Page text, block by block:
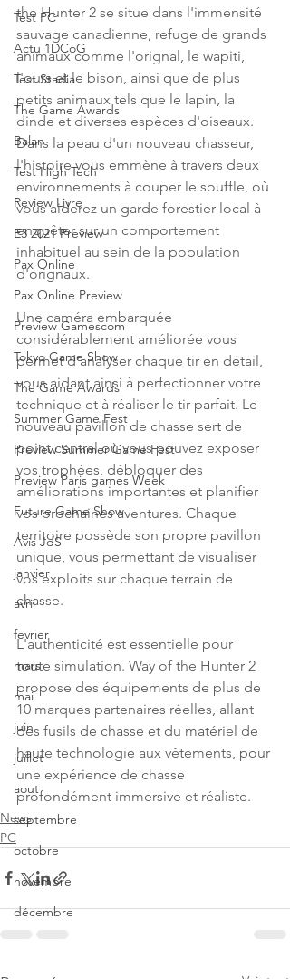
Test PC
Actu 1DCoG
Test Stadia
The Game Awards
Balan
Test High Tech
Review Livre
E3 2021 Preview
Pax Online
Pax Online Preview
Preview Gamescom
Tokyo Game Show
The Game Awards
Summer Game Fest
Preview Summer Game Fest
Preview Paris games Week
Future Game Show
Avis JdS
janvier
avril
fevrier
mars
mai
juin
juillet
aout
septembre
octobre
novembre
décembre
the Hunter 2 se situe dans l'immensité
sauvage canadienne, refuge de grands
animaux comme l'orignal, le wapiti,
l'ours et le bison, ainsi que de plus
petits animaux tels que le lapin, la
dinde et diverses espèces d'oiseaux.
Dans la peau d'un nouveau chasseur,
l'histoire vous emmène à travers deux
environnements à couper le souffle, où
vous aiderez un garde forestier local à
enquêter sur un comportement
inhabituel au sein de la population
d'orignaux.
Une caméra embarquée
considérablement améliorée vous
permet d'analyser chaque tir en détail,
vous aidant ainsi à perfectionner votre
technique et à réaliser le tir parfait. Le
nouveau pavillon de chasse sert de
point central où vous pouvez exposer
vos trophées, débloquer des
améliorations importantes et planifier
vos prochaines aventures. Chaque
territoire possède son propre pavillon
unique, vous permettant de visualiser
vos exploits sur chaque terrain de
chasse.
L'authenticité est essentielle pour
toute simulation. Way of the Hunter 2
propose des équipements de plus de
10 marques partenaires réelles, allant
des fusils de chasse et du matériel de
haute technologie aux vêtements, pour
une expérience de chasse
profondément immersive et réaliste.
News
PC